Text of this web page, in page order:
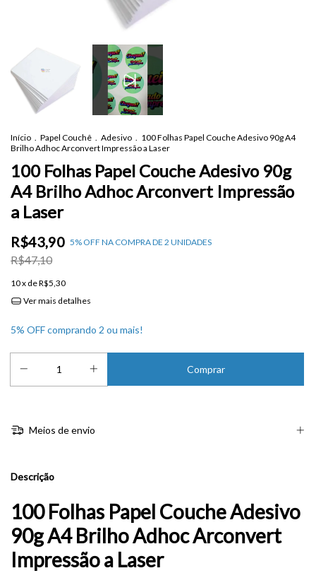
Início . Papel Couchê . Adesivo . 100 Folhas Papel Couche Adesivo 90g A4
Brilho Adhoc Arconvert Impressão a Laser
100 Folhas Papel Couche Adesivo 90g
A4 Brilho Adhoc Arconvert Impressão
a Laser
R$43,90 5% OFF NA COMPRA DE 2 UNIDADES
R$47,10
10x deR$5,30
Ver mais detalhes
5% OFF comprando 2 ou mais!
Meios de envio
Descrição
100 Folhas Papel Couche Adesivo
90g A4 Brilho Adhoc Arconvert
Impressão a Laser